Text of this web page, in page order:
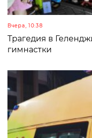
Вчера, 10:38
Трагедия в
гимнастки